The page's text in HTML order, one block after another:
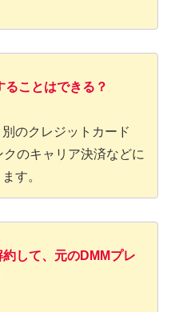
ることはできる？
のクレジットカード
のキャリア決済などに
す。
して、元のDMMプレ